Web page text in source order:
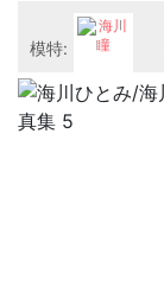
模特:
海川瞳